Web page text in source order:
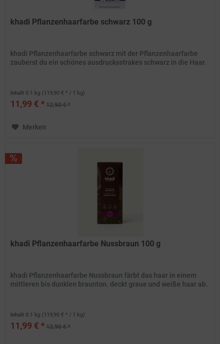
khadi Pflanzenhaarfarbe schwarz 100 g
khadi Pflanzenhaarfarbe schwarz mit der Pflanzenhaarfarbe
zauberst du ein schönes ausdrucksstrakes schwarz in die Haar.
Inhalt 0.1 kg (119,90 € * / 1 kg)
11,99 € * 12,90 € *
Merken
khadi Pflanzenhaarfarbe Nussbraun 100 g
khadi Pflanzenhaarfarbe Nussbraun färbt das haar in einem
mittleren bis dunklen braunton. deckt graue und weiße haar ab.
Inhalt 0.1 kg (119,90 € * / 1 kg)
11,99 € * 12,90 € *